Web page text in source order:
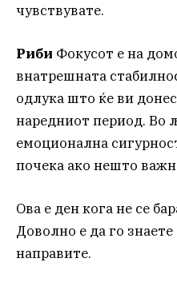
чувствувате.
Риби Фокусот е на
внатрешната
одлука што ќе ви
наредниот период. Во
емоционална
почека ако нешто
Ова е ден кога не се
Доволно е да го
направите.